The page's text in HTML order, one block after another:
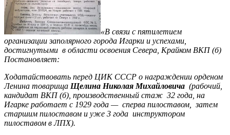
«В связи с пятилетием
организации заполярного города Игарки и успехами,
достигнутыми в области освоения Севера, Крайком ВКП (б)
Постановляет:
Ходатайствовать перед ЦИК СССР о награждении орденом
Ленина товарища Щелина Николая Михайловича (рабочий,
кандидат ВКП (б), производственный стаж 32 года, на
Игарке работает с 1929 года — сперва пилоставом, затем
старшим пилоставом и уже 3 года инструктором
пилоставом в ЛПХ).